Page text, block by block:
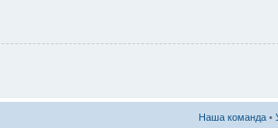
Наша команда •